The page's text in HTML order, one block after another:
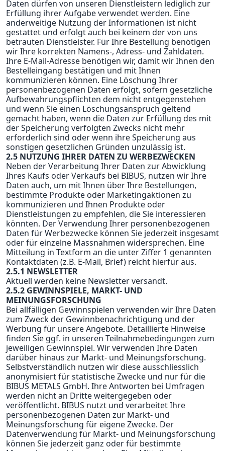
Daten dürfen von unseren Dienstleistern lediglich zur
Erfüllung ihrer Aufgabe verwendet werden. Eine
anderweitige Nutzung der Informationen ist nicht
gestattet und erfolgt auch bei keinem der von uns
betrauten Dienstleister. Für Ihre Bestellung benötigen
wir Ihre korrekten Namens-, Adress- und Zahldaten.
Ihre E-Mail-Adresse benötigen wir, damit wir Ihnen den
Bestelleingang bestätigen und mit Ihnen
kommunizieren können. Eine Löschung Ihrer
personenbezogenen Daten erfolgt, sofern gesetzliche
Aufbewahrungspflichten dem nicht entgegenstehen
und wenn Sie einen Löschungsanspruch geltend
gemacht haben, wenn die Daten zur Erfüllung des mit
der Speicherung verfolgten Zwecks nicht mehr
erforderlich sind oder wenn ihre Speicherung aus
sonstigen gesetzlichen Gründen unzulässig ist.
2.5 NUTZUNG IHRER DATEN ZU WERBEZWECKEN
Neben der Verarbeitung Ihrer Daten zur Abwicklung
Ihres Kaufs oder Verkaufs bei BIBUS, nutzen wir Ihre
Daten auch, um mit Ihnen über Ihre Bestellungen,
bestimmte Produkte oder Marketingaktionen zu
kommunizieren und Ihnen Produkte oder
Dienstleistungen zu empfehlen, die Sie interessieren
könnten. Der Verwendung Ihrer personenbezogenen
Daten für Werbezwecke können Sie jederzeit insgesamt
oder für einzelne Massnahmen widersprechen. Eine
Mitteilung in Textform an die unter Ziffer 1 genannten
Kontaktdaten (z.B. E-Mail, Brief) reicht hierfür aus.
2.5.1 NEWSLETTER
Aktuell werden keine Newsletter versandt.
2.5.2 GEWINNSPIELE, MARKT- UND
MEINUNGSFORSCHUNG
Bei allfälligen Gewinnspielen verwenden wir Ihre Daten
zum Zweck der Gewinnbenachrichtigung und der
Werbung für unsere Angebote. Detaillierte Hinweise
finden Sie ggf. in unseren Teilnahmebedingungen zum
jeweiligen Gewinnspiel. Wir verwenden Ihre Daten
darüber hinaus zur Markt- und Meinungsforschung.
Selbstverständlich nutzen wir diese ausschliesslich
anonymisiert für statistische Zwecke und nur für die
BIBUS METALS GmbH. Ihre Antworten bei Umfragen
werden nicht an Dritte weitergegeben oder
veröffentlicht. BIBUS nutzt und verarbeitet Ihre
personenbezogenen Daten zur Markt- und
Meinungsforschung für eigene Zwecke. Der
Datenverwendung für Markt- und Meinungsforschung
können Sie jederzeit ganz oder für bestimmte